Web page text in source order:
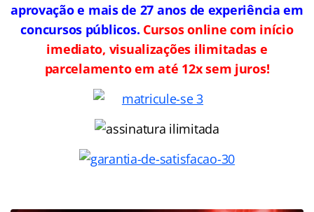
aprovação e mais de 27 anos de experiência em
concursos públicos. Cursos online com início
imediato, visualizações ilimitadas e
parcelamento em até 12x sem juros!